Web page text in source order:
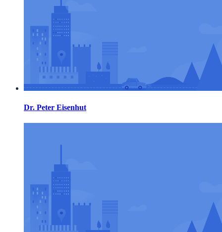
Dr. Peter Eisenhut